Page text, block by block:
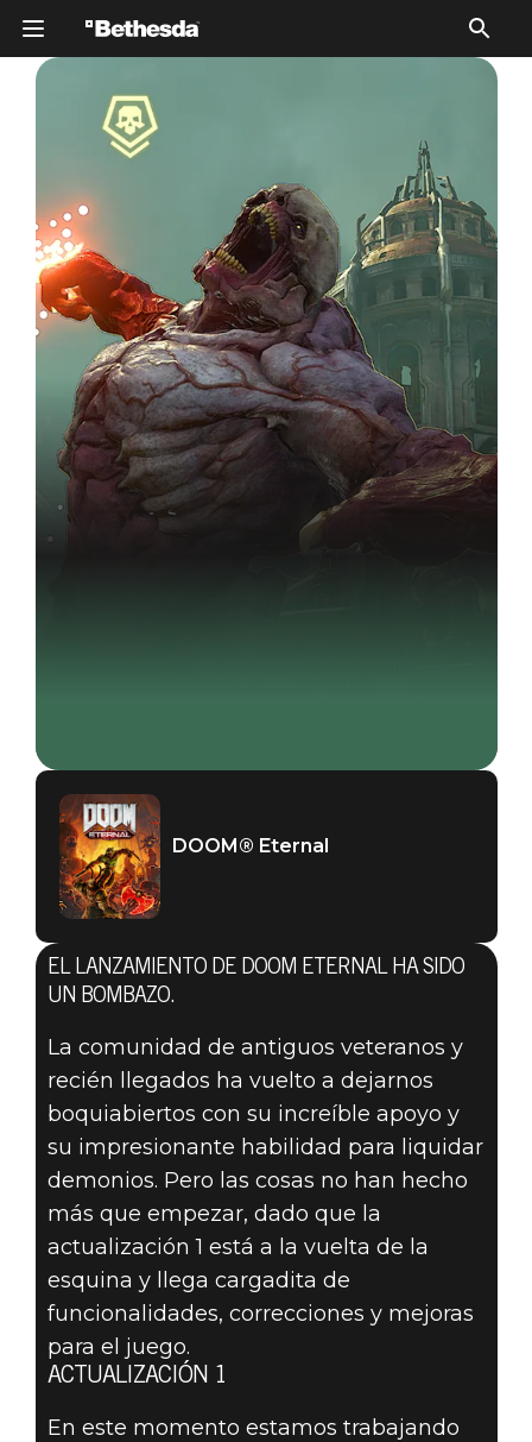
DOOM® Eternal
08 de mayo de 2020
ESTADO DE
DOOM ETERNAL
– MAYO DE
2020
DOOM® Eternal
EL LANZAMIENTO DE DOOM ETERNAL HA SIDO
UN BOMBAZO.
La comunidad de antiguos veteranos y
recién llegados ha vuelto a dejarnos
boquiabiertos con su increíble apoyo y
su impresionante habilidad para liquidar
demonios. Pero las cosas no han hecho
más que empezar, dado que la
actualización 1 está a la vuelta de la
esquina y llega cargadita de
funcionalidades, correcciones y mejoras
para el juego.
ACTUALIZACIÓN 1
En este momento estamos trabajando